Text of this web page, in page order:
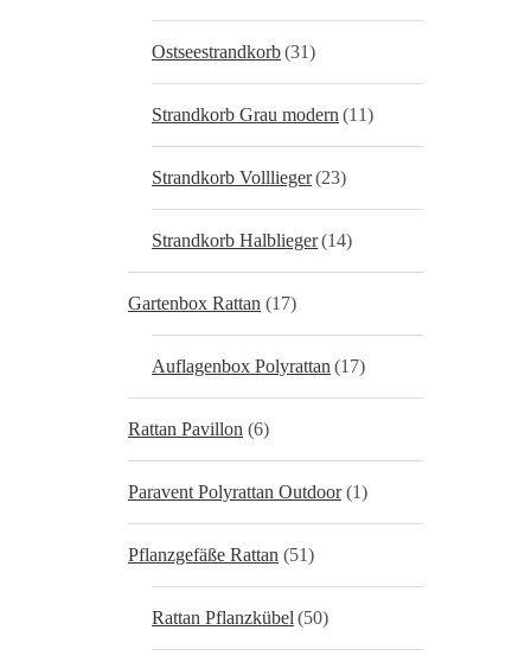
Ostseestrandkorb(31)
Strandkorb Grau modern (11)
Strandkorb Volllieger(23)
Strandkorb Halblieger(14)
Gartenbox Rattan (17)
Auflagenbox Polyrattan (17)
Rattan Pavillon (6)
Paravent Polyrattan Outdoor (1)
Pflanzgefäße Rattan (51)
Rattan Pflanzkübel (50)